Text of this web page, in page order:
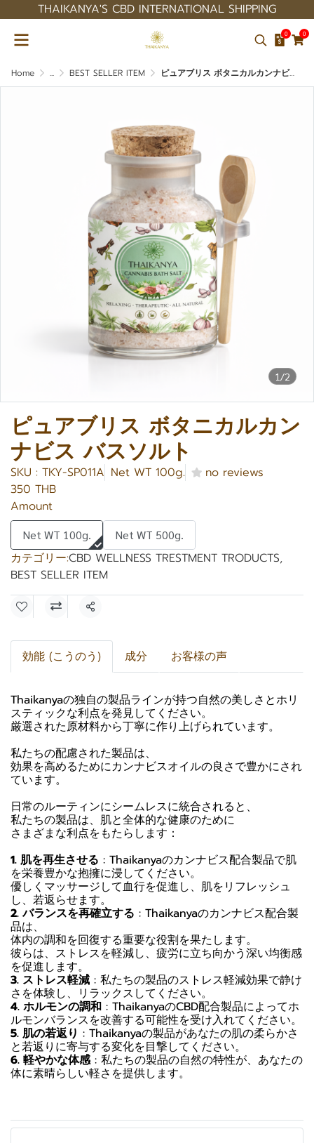
THAIKANYA'S CBD INTERNATIONAL SHIPPING
0 0
Home ... BEST SELLER ITEM ピュアブリス ボタニカルカンナビス バスソルト
1/2
ピュアブリス ボタニカルカン
ナビス バスソルト
SKU : TKY-SP011A Net WT 100g.
no reviews
350 THB
Amount
Net WT 100g. Net WT 500g.
カテゴリー:CBD WELLNESS TRESTMENT TRODUCTS,
BEST SELLER ITEM
共有
効能 (こうのう) 成分 お客様の声
Thaikanyaの独自の製品ラインが持つ自然の美しさとホリ
スティックな利点を発見してください。
厳選された原材料から丁寧に作り上げられています。
私たちの配慮された製品は、
効果を高めるためにカンナビスオイルの良さで豊かにされ
ています。
日常のルーティンにシームレスに統合されると、
私たちの製品は、肌と全体的な健康のために
さまざまな利点をもたらします：
1. 肌を再生させる : Thaikanyaのカンナビス配合製品で肌
を栄養豊かな抱擁に浸してください。
優しくマッサージして血行を促進し、肌をリフレッシュ
し、若返らせます。
2. バランスを再確立する : Thaikanyaのカンナビス配合製
品は、
体内の調和を回復する重要な役割を果たします。
彼らは、ストレスを軽減し、疲労に立ち向かう深い均衡感
を促進します。
3. ストレス軽減 : 私たちの製品のストレス軽減効果で静け
さを体験し、リラックスしてください。
4. ホルモンの調和 : ThaikanyaのCBD配合製品によってホ
ルモンバランスを改善する可能性を受け入れてください。
5. 肌の若返り : Thaikanyaの製品があなたの肌の柔らかさ
と若返りに寄与する変化を目撃してください。
6. 軽やかな体感: 私たちの製品の自然の特性が、あなたの
体に素晴らしい軽さを提供します。